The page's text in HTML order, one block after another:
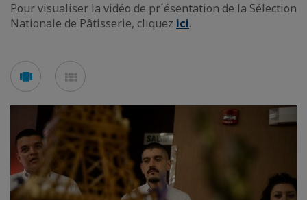
Pour visualiser la vidéo de pr´ésentation de la Sélection
Nationale de Pâtisserie, cliquez ici.
Voir
en
carousel
en
mosaïque